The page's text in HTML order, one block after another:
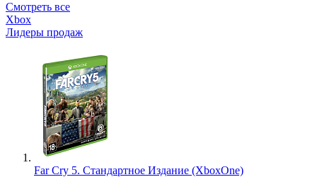
Смотреть все
Xbox
Лидеры продаж
Far Cry 5. Стандартное Издание (XboxOne)